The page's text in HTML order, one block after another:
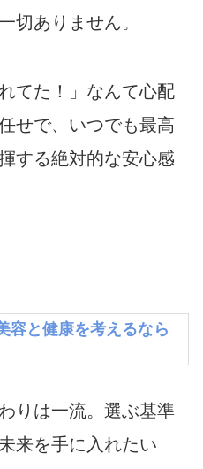
切ありません。
てた！」なんて心配
せで、いつでも最高
する絶対的な安心感
容と健康を考えるなら
りは一流。選ぶ基準
来を手に入れたい